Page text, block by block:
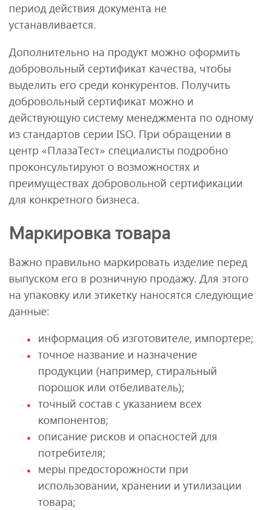
период действия документа не
устанавливается.
Дополнительно на продукт можно оформить
добровольный сертификат качества, чтобы
выделить его среди конкурентов. Получить
добровольный сертификат можно и
действующую систему менеджмента по одному
из стандартов серии ISO. При обращении в
центр «ПлазаТест» специалисты подробно
проконсультируют о возможностях и
преимуществах добровольной сертификации
для конкретного бизнеса.
Маркировка товара
Важно правильно маркировать изделие перед
выпуском его в розничную продажу. Для этого
на упаковку или этикетку наносятся следующие
данные:
информация об изготовителе, импортере;
точное название и назначение
продукции (например, стиральный
порошок или отбеливатель);
точный состав с указанием всех
компонентов;
описание рисков и опасностей для
потребителя;
меры предосторожности при
использовании, хранении и утилизации
товара;